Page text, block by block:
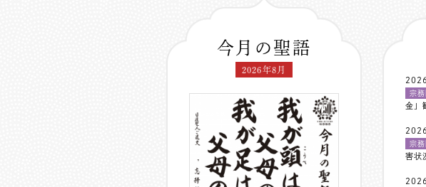
今月の聖語
2026年8月
宗務
金」
宗務
害状